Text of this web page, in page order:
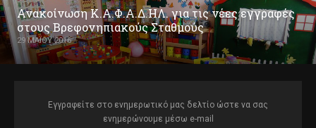
Ανακοίνωση Κ.Α.Φ.Α.Δ.ΗΛ. για τις νέες εγγραφές
στους Βρεφονηπιακούς Σταθμούς
29 ΜΑΪ́ΟΥ 2016
Εγγραφείτε στο ενημερωτικό μας δελτίο ώστε να σας
ενημερώνουμε μέσω e-mail